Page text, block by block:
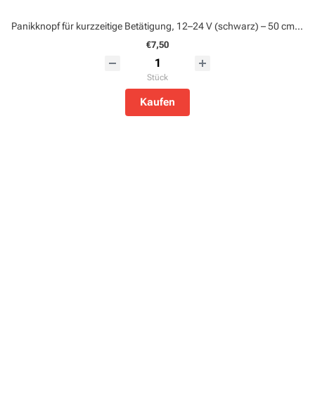
Panikknopf für kurzzeitige Betätigung, 12–24 V (schwarz) – 50 cm Kabel
€7,50
Stück
Kaufen